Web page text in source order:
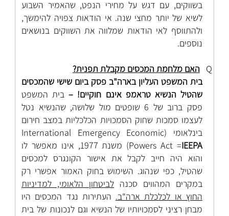
בשווקים, עם דגש על מחירי הנפט, שהאמיר השבוע
לשיא של יותר מחצי שנה. אי הודאות צפויה להימשך,
ולהתווסף לאי הודאות שמלווה את השווקים בנושאים
נוספים.
Q
האם מלחמת המכסים מקבלת תפנית?
בית המשפט העליון בארה"ב פסק ביום שישי שהמכסים
שהטיל הנשיא טראמפ אינם חוקיים! – בית המשפט
פסק ברוב של 6 שופטים מול שלושה, שהנשיא נטל
לעצמו סמכות שחוק הסמכויות הכלכליות במצב חירום
בינלאומי (International Emergency Economic
Powers Act =IEEPA
) משנת 1977, אינו מאפשר לו
והוא היה חייב לקבל את אישור הקונגרס למכסים
שהטיל, כפי שנהוג. השימוש בחוק האמור אפשרי רק
במקרים המהווים סכנה לביטחון הלאומי, למדיניות
החוץ או לכלכלת ארה"ב. העתירות נגד המכסים היו
מבחן רציני לסמכויותיו של הנשיא וגם לנכונות של בית